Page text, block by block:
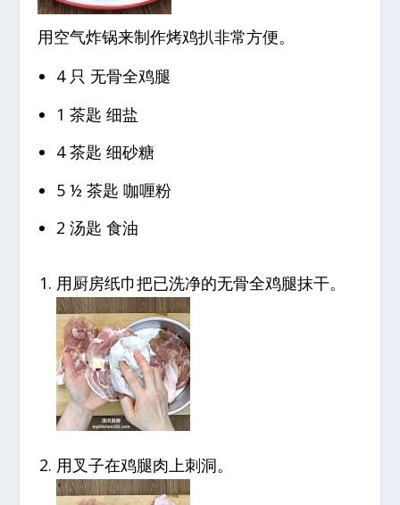
用空气炸锅来制作烤鸡扒非常方便。
4 只 无骨全鸡腿
1 茶匙 细盐
4 茶匙 细砂糖
5 ½ 茶匙 咖喱粉
2 汤匙 食油
用厨房纸巾把已洗净的无骨全鸡腿抹干。
用叉子在鸡腿肉上刺洞。